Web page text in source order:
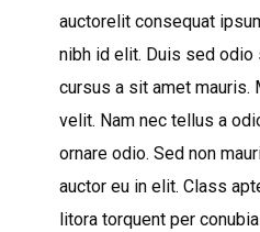
auctorelit consequat
nibh id elit. Duis sed odio
cursus a sit amet mauris.
velit. Nam nec tellus a
ornare odio. Sed non
auctor eu in elit. Class
litora torquent per